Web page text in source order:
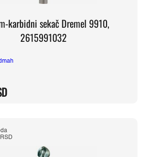
karbidni sekač Dremel 9910,
2615991032
RSD.
RSD.